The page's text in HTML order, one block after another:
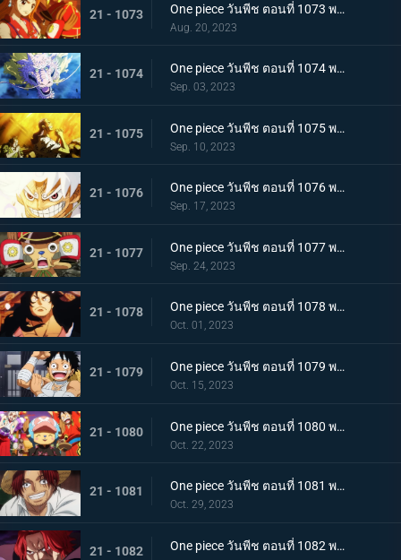
21 - 1073 One piece วันพีช ตอนที่ 1073 พากย์ไทย ไม่มีที่ให้หนี ภาพเกาะโอนิกาชิมะในนรก
Aug. 20, 2023
21 - 1074 One piece วันพีช ตอนที่ 1074 พากย์ไทย เชื่อในโมโมะ ท่าเด็ดครั้งสุดท้ายของลูฟี่
Sep. 03, 2023
21 - 1075 One piece วันพีช ตอนที่ 1075 พากย์ไทย คำอธิษฐาน 20 ปี ทวงคืนแคว้นวาโนะ
Sep. 10, 2023
21 - 1076 One piece วันพีช ตอนที่ 1076 พากย์ไทย โลกที่ลูฟี่ปรารถนา
Sep. 17, 2023
21 - 1077 One piece วันพีช ตอนที่ 1077 พากย์ไทย ปิดฉาก ผู้ชนะ ลูฟี่หมวกฟาง
Sep. 24, 2023
21 - 1078 One piece วันพีช ตอนที่ 1078 พากย์ไทย การกลับมา โชกุนแห่งแคว้นวาโนะ โคสึกิ โมโมโนะสุเกะ
Oct. 01, 2023
21 - 1079 One piece วันพีช ตอนที่ 1079 พากย์ไทย ยามเช้ามาถึง การพักผ่อนของพวกลูฟี่
Oct. 15, 2023
21 - 1080 One piece วันพีช ตอนที่ 1080 พากย์ไทย งานเลี้ยงฉลอง เหล่าจักรพรรดิแห่งท้องทะเลคนใหม่
Oct. 22, 2023
21 - 1081 One piece วันพีช ตอนที่ 1081 พากย์ไทย โลกจะลุกเป็นไฟ การโจมตีของพลเรือเอก
Oct. 29, 2023
21 - 1082 One piece วันพีช ตอนที่ 1082 พากย์ไทย ยุคสมัยใหม่มาถึง ความพิโรธของจักรพรรดิผมแดง